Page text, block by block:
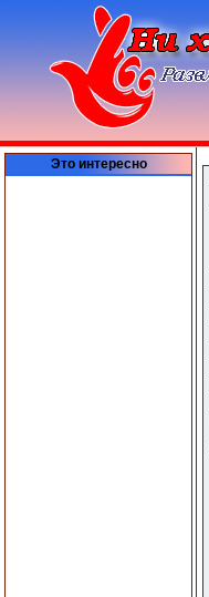
Это интересно